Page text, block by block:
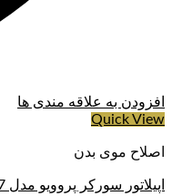
افزودن به علاقه مندی ها
Quick View
اصلاح موی بدن
اپیلاتور سورکر پروویو مدل PW-2107